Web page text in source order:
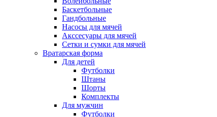
Баскетбольные
Гандбольные
Насосы для мячей
Акссесуары для мячей
Сетки и сумки для мячей
Вратарская форма
Для детей
Футболки
Штаны
Шорты
Комплекты
Для мужчин
Футболки